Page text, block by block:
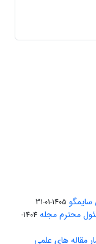
1405-01-31
محترم مجله
1404-
مقاله های علمی